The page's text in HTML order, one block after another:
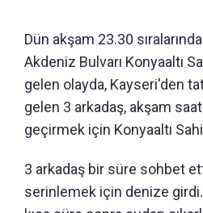
Dün akşam 23.30
Akdeniz Bulvarı Konyaaltı
gelen olayda, Kayseri'den
gelen 3 arkadaş, akşam
geçirmek için Konyaaltı
3 arkadaş bir süre sohbet
serinlemek için denize